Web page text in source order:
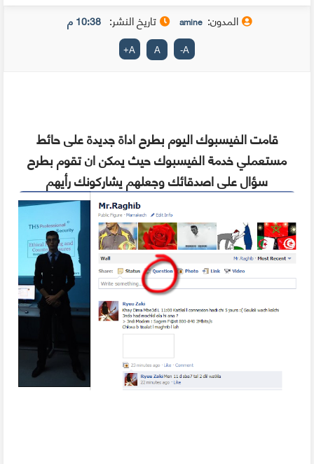
المدون: amine تاريخ النشر: 10:38 م
A
-
A
A
+
قامت الفيسبوك اليوم بطرح اداة جديدة على حائط
مستعملي خدمة الفيسبوك حيث يمكن ان تقوم بطرح
سؤال على اصدقائك وجعلهم يشاركونك رأيهم